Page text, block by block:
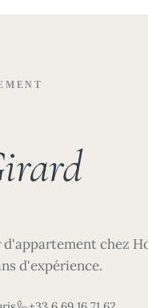
d'appartement chez
d'expérience.